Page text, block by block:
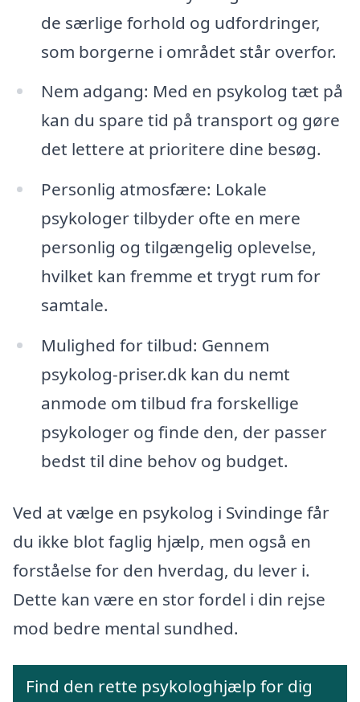
de særlige forhold og udfordringer,
som borgerne i området står overfor.
Nem adgang: Med en psykolog tæt på
kan du spare tid på transport og gøre
det lettere at prioritere dine besøg.
Personlig atmosfære: Lokale
psykologer tilbyder ofte en mere
personlig og tilgængelig oplevelse,
hvilket kan fremme et trygt rum for
samtale.
Mulighed for tilbud: Gennem
psykolog-priser.dk kan du nemt
anmode om tilbud fra forskellige
psykologer og finde den, der passer
bedst til dine behov og budget.
Ved at vælge en psykolog i Svindinge får
du ikke blot faglig hjælp, men også en
forståelse for den hverdag, du lever i.
Dette kan være en stor fordel i din rejse
mod bedre mental sundhed.
Find den rette psykologhjælp for dig